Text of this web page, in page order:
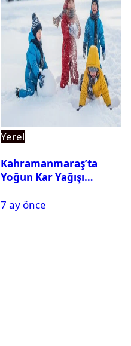
Yerel
Kahramanmaraş’ta
Yoğun Kar Yağışı
Tatil
7 ay önce